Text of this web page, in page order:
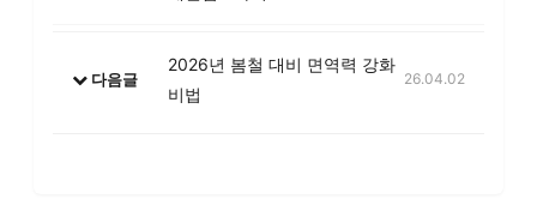
다음글
2026년 봄철 대비 면역력 강화
비법
26.04.02